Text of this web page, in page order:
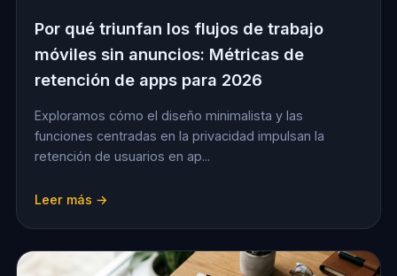
Por qué triunfan los flujos de trabajo
móviles sin anuncios: Métricas de
retención de apps para 2026
Exploramos cómo el diseño minimalista y las
funciones centradas en la privacidad impulsan la
retención de usuarios en ap...
Leer más →